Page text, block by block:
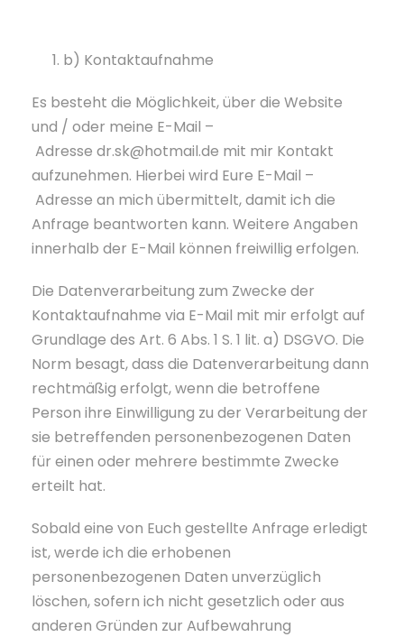
b) Kontaktaufnahme
Es besteht die Möglichkeit, über die Website
und / oder meine E-Mail –
Adresse dr.sk@hotmail.de mit mir Kontakt
aufzunehmen. Hierbei wird Eure E-Mail –
Adresse an mich übermittelt, damit ich die
Anfrage beantworten kann. Weitere Angaben
innerhalb der E-Mail können freiwillig erfolgen.
Die Datenverarbeitung zum Zwecke der
Kontaktaufnahme via E-Mail mit mir erfolgt auf
Grundlage des Art. 6 Abs. 1 S. 1 lit. a) DSGVO. Die
Norm besagt, dass die Datenverarbeitung dann
rechtmäßig erfolgt, wenn die betroffene
Person ihre Einwilligung zu der Verarbeitung der
sie betreffenden personenbezogenen Daten
für einen oder mehrere bestimmte Zwecke
erteilt hat.
Sobald eine von Euch gestellte Anfrage erledigt
ist, werde ich die erhobenen
personenbezogenen Daten unverzüglich
löschen, sofern ich nicht gesetzlich oder aus
anderen Gründen zur Aufbewahrung